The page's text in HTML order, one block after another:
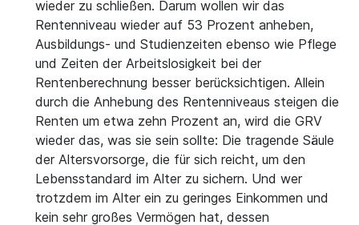
wieder zu schließen. Darum wollen wir das
Rentenniveau wieder auf 53 Prozent anheben,
Ausbildungs- und Studienzeiten ebenso wie Pflege
und Zeiten der Arbeitslosigkeit bei der
Rentenberechnung besser berücksichtigen. Allein
durch die Anhebung des Rentenniveaus steigen die
Renten um etwa zehn Prozent an, wird die GRV
wieder das, was sie sein sollte: Die tragende Säule
der Altersvorsorge, die für sich reicht, um den
Lebensstandard im Alter zu sichern. Und wer
trotzdem im Alter ein zu geringes Einkommen und
kein sehr großes Vermögen hat, dessen